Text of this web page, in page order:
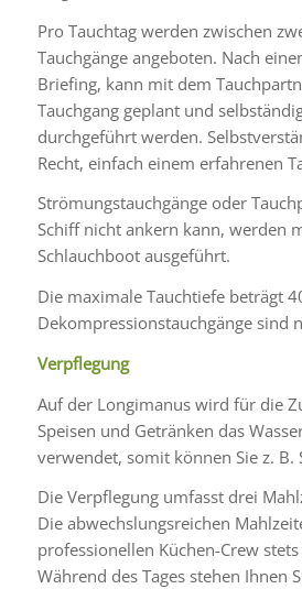
Pro Tauchtag werden zwischen
Tauchgänge angeboten. Nach
Briefing, kann mit dem
Tauchgang geplant und
durchgeführt werden.
Recht, einfach einem erfahrenen
Strömungstauchgänge oder
Schiff nicht ankern kann, werden
Schlauchboot ausgeführt.
Die maximale Tauchtiefe beträgt
Dekompressionstauchgänge sind
Verpflegung
Auf der Longimanus wird für die
Speisen und Getränken das
verwendet, somit können Sie z. B.
Die Verpflegung umfasst drei
Die abwechslungsreichen
professionellen Küchen-Crew
Während des Tages stehen Ihnen